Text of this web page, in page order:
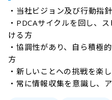
・当社ビジョン及び行動指
・PDCAサイクルを回し、
ける方
・協調性があり、自ら積極
方
・新しいことへの挑戦を楽
・常に情報収集を意識し、